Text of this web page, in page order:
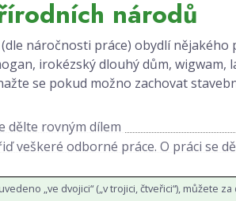
národů
(dle náročnosti práce) obydlí
irokézský dlouhý dům,
se pokud možno zachovat
dělte rovným dílem
veškeré odborné práce. O práci se
„ve dvojici“ („v trojici, čtveřici“), můžete